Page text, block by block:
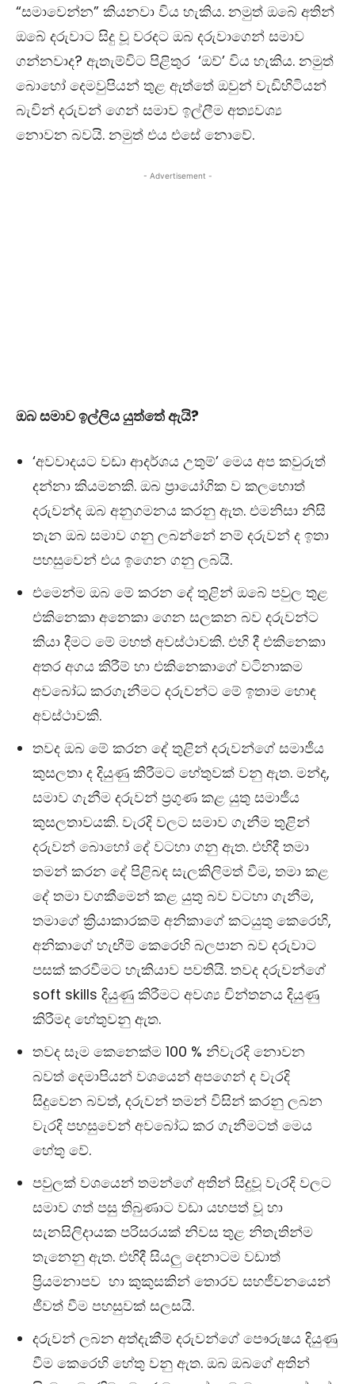
“සමාවෙන්න” කියනවා විය හැකිය. නමුත් ඔබේ අතින්
ඔබේ දරුවාට සිදු වූ වරදට ඔබ දරුවාගෙන් සමාව
ගන්නවාද? ඇතැම්විට පිළිතුර ‘ඔව්’ විය හැකිය. නමුත්
බොහෝ දෙමවුපියන් තුළ ඇත්තේ ඔවුන් වැඩිහිටියන්
බැවින් දරුවන් ගෙන් සමාව ඉල්ලීම අත්‍යවශ්‍ය
නොවන බවයි. නමුත් එය එසේ නොවේ.
- Advertisement -
ඔබ සමාව ඉල්ලිය යුත්තේ ඇයි?
‘අවවාදයට වඩා ආදර්ශය උතුම්’ මෙය අප කවුරුත්
දන්නා කියමනකි. ඔබ ප්‍රායෝගික ව කලහොත්
දරුවන්ද ඔබ අනුගමනය කරනු ඇත. එමනිසා නිසි
තැන ඔබ සමාව ගනු ලබන්නේ නම් දරුවන් ද ඉතා
පහසුවෙන් එය ඉගෙන ගනු ලබයි.
එමෙන්ම ඔබ මේ කරන දේ තුළින් ඔබේ පවුල තුළ
එකිනෙකා අනෙකා ගෙන සලකන බව දරුවන්ට
කියා දීමට මේ මහත් අවස්ථාවකි. එහි දී එකිනෙකා
අතර අගය කිරීම් හා එකිනෙකාගේ වටිනාකම
අවබෝධ කරගැනීමට දරුවන්ට මේ ඉතාම හොඳ
අවස්ථාවකි.
තවද ඔබ මේ කරන දේ තුළින් දරුවන්ගේ සමාජීය
කුසලතා ද දියුණු කිරීමට හේතුවක් වනු ඇත. මන්ද,
සමාව ගැනීම දරුවන් ප්‍රගුණ කළ යුතු සමාජීය
කුසලතාවයකි. වැරදි වලට සමාව ගැනීම තුළින්
දරුවන් බොහෝ දේ වටහා ගනු ඇත. එහිදී තමා
තමන් කරන දේ පිළිබඳ සැලකිලිමත් වීම, තමා කළ
දේ තමා වගකීමෙන් කළ යුතු බව වටහා ගැනීම,
තමාගේ ක්‍රියාකාරකම් අනිකාගේ කටයුතු කෙරෙහි,
අනිකාගේ හැඟීම් කෙරෙහි බලපාන බව දරුවාට
පසක් කරවීමට හැකියාව පවතියි. තවද දරුවන්ගේ
soft skills දියුණු කිරීමට අවශ්‍ය චින්තනය දියුණු
කිරීමද හේතුවනු ඇත.
තවද සෑම කෙනෙක්ම 100 % නිවැරදි නොවන
බවත් දෙමාපියන් වශයෙන් අපගෙන් ද වැරදි
සිදුවෙන බවත්, දරුවන් තමන් විසින් කරනු ලබන
වැරදි පහසුවෙන් අවබෝධ කර ගැනීමටත් මෙය
හේතු වේ.
පවුලක් වශයෙන් තමන්ගේ අතින් සිදුවූ වැරදි වලට
සමාව ගත් පසු තිබුණාට වඩා යහපත් වූ හා
සැනසිලිදායක පරිසරයක් නිවස තුළ නිතැතින්ම
තැනෙනු ඇත. එහිදී සියලු දෙනාටම වඩාත්
ප්‍රියමනාපව හා කුකුසකින් තොරව සහජීවනයෙන්
ජීවත් වීම පහසුවක් සලසයි.
දරුවන් ලබන අත්දැකීම් දරුවන්ගේ පෞරුෂය දියුණු
වීම කෙරෙහි හේතු වනු ඇත. ඔබ ඔබගේ අතින්